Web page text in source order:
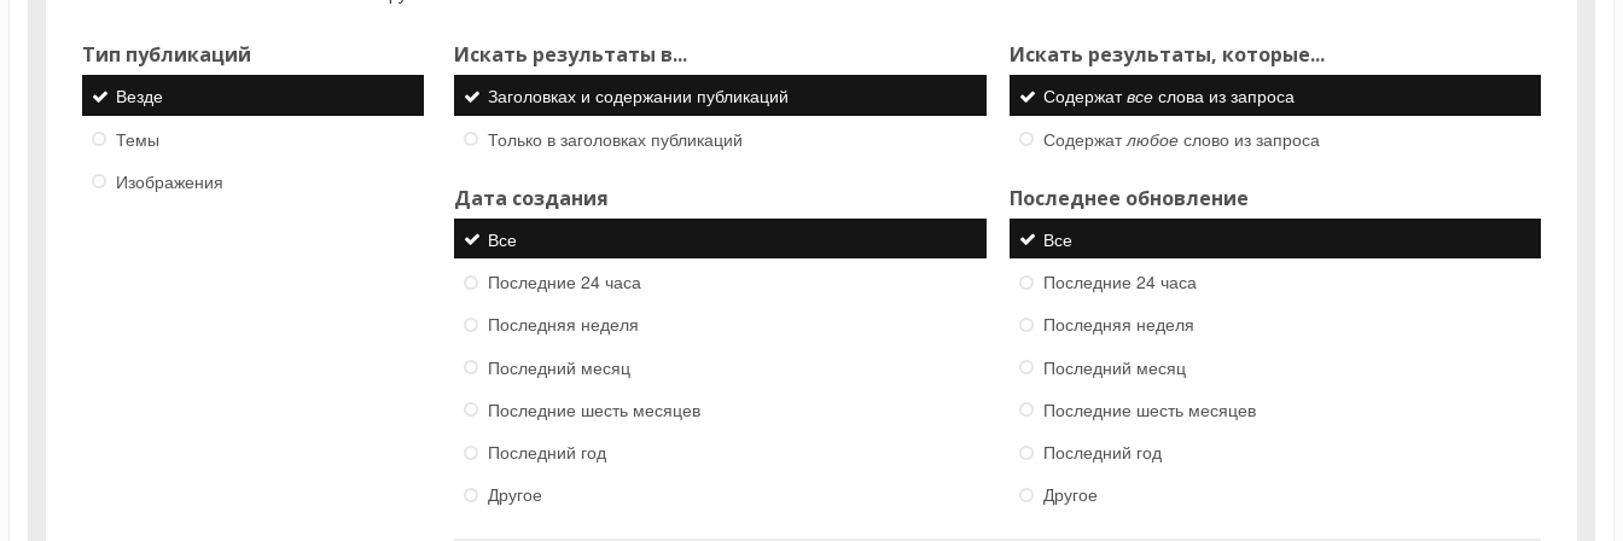
Тип публикаций
Везде
Темы
Изображения
Искать результаты в...
Заголовках и содержании публикаций
Только в заголовках публикаций
Искать результаты, которые...
Содержатвсеслова из запроса
Содержатлюбоеслово из запроса
Дата создания
Все
Последние 24 часа
Последняя неделя
Последний месяц
Последние шесть месяцев
Последний год
Другое
Последнее обновление
Все
Последние 24 часа
Последняя неделя
Последний месяц
Последние шесть месяцев
Последний год
Другое